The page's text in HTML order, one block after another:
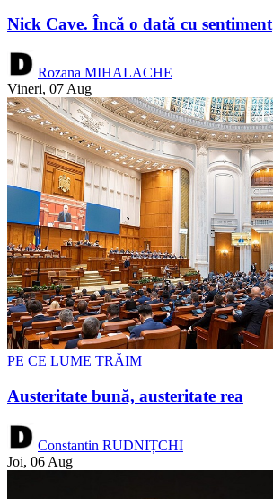
Nick Cave. Încă o dată cu sentiment
Rozana MIHALACHE
Vineri, 07 Aug
PE CE LUME TRĂIM
Austeritate bună, austeritate rea
Constantin RUDNIȚCHI
Joi, 06 Aug